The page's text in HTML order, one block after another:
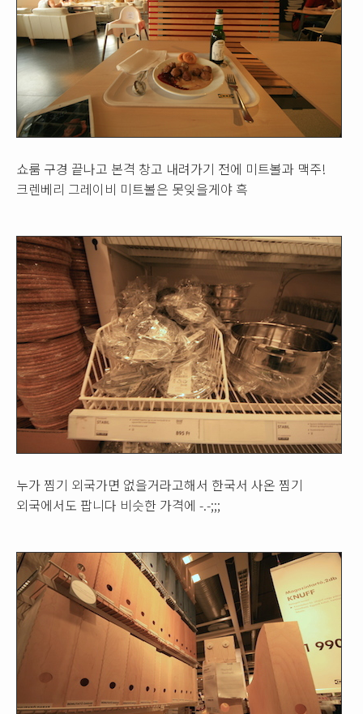
쇼룸 구경 끝나고 본격 창고 내려가기 전에 미트볼과 맥주!
크렌베리 그레이비 미트볼은 못잊을게야 흑
누가 찜기 외국가면 없을거라고해서 한국서 사온 찜기
외국에서도 팝니다 비슷한 가격에 -.-;;;